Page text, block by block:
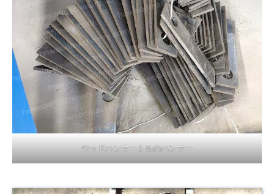
ウッドハンマーミルのハンマー